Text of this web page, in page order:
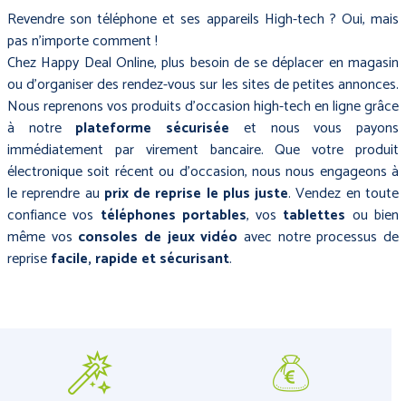
Revendre son téléphone et ses appareils High-tech ? Oui, mais
pas n'importe comment !
Chez Happy Deal Online, plus besoin de se déplacer en magasin
ou d'organiser des rendez-vous sur les sites de petites annonces.
Nous reprenons vos produits d'occasion high-tech en ligne grâce
à notre plateforme sécurisée et nous vous payons
immédiatement par virement bancaire. Que votre produit
électronique soit récent ou d'occasion, nous nous engageons à
le reprendre au prix de reprise le plus juste. Vendez en toute
confiance vos téléphones portables, vos tablettes ou bien
même vos consoles de jeux vidéo avec notre processus de
reprisefacile, rapide et sécurisant.